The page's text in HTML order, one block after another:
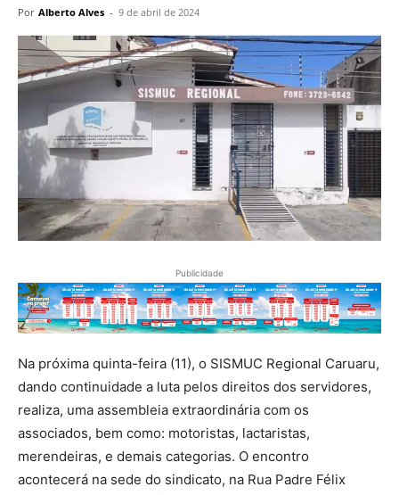
Por Alberto Alves - 9 de abril de 2024
Publicidade
Na próxima quinta-feira (11), o SISMUC Regional Caruaru,
dando continuidade a luta pelos direitos dos servidores,
realiza, uma assembleia extraordinária com os
associados, bem como: motoristas, lactaristas,
merendeiras, e demais categorias. O encontro
acontecerá na sede do sindicato, na Rua Padre Félix